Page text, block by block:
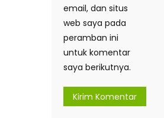
email, dan situs
web saya pada
peramban ini
untuk komentar
saya berikutnya.